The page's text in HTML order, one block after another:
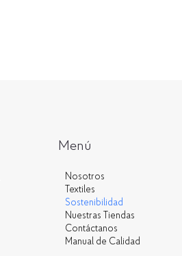
Menú
Nosotros
Textiles
Sostenibilidad
Nuestras Tiendas
Contáctanos
Manual de Calidad